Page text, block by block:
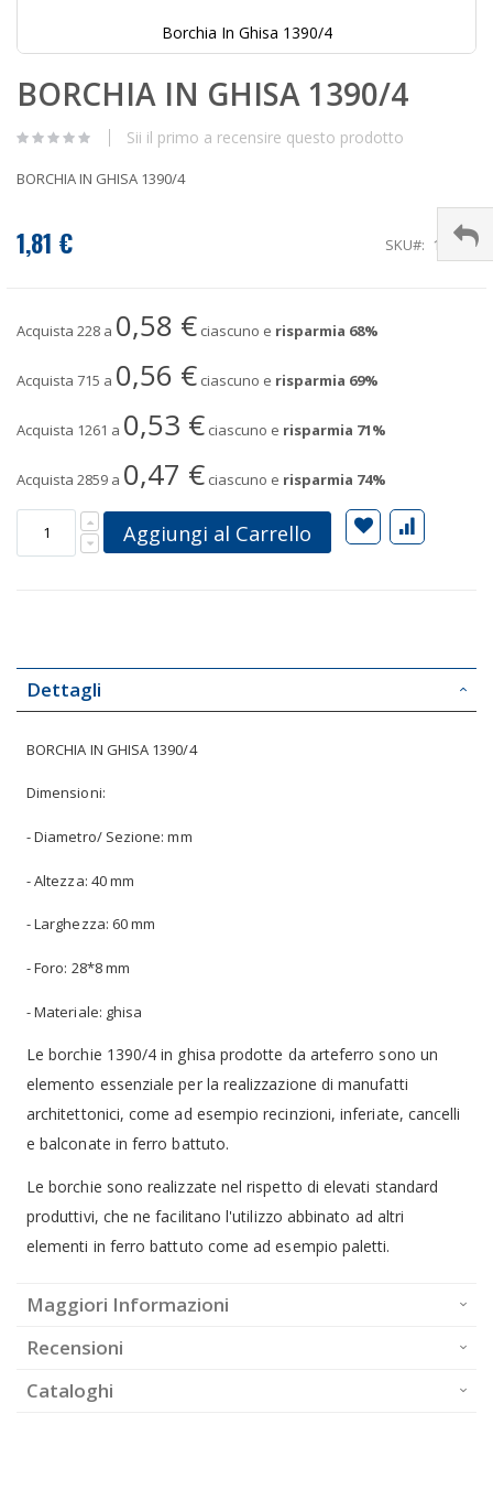
Borchia In Ghisa 1390/4
all'inizio
della
di
BORCHIA IN GHISA 1390/4
Sii il primo a recensire questo prodotto
BORCHIA IN GHISA 1390/4
1,81 € SKU 1390/4
Acquista 228 a 0,58 € ciascuno e risparmia 68%
Acquista 715 a 0,56 € ciascuno e risparmia 69%
Acquista 1261 a 0,53 € ciascuno e risparmia 71%
Acquista 2859 a 0,47 € ciascuno e risparmia 74%
Aggiungi al Carrello
Dettagli
BORCHIA IN GHISA 1390/4
Dimensioni:
- Diametro/ Sezione: mm
- Altezza: 40 mm
- Larghezza: 60 mm
- Foro: 28*8 mm
- Materiale: ghisa
Le borchie 1390/4 in ghisa prodotte da arteferro sono un
elemento essenziale per la realizzazione di manufatti
architettonici, come ad esempio recinzioni, inferiate, cancelli
e balconate in ferro battuto.
Le borchie sono realizzate nel rispetto di elevati standard
produttivi, che ne facilitano l'utilizzo abbinato ad altri
elementi in ferro battuto come ad esempio paletti.
Maggiori Informazioni
Recensioni
Cataloghi